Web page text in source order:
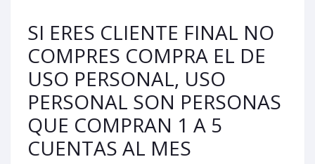
SI ERES CLIENTE FINAL NO
COMPRES COMPRA EL DE
USO PERSONAL, USO
PERSONAL SON PERSONAS
QUE COMPRAN 1 A 5
CUENTAS AL MES